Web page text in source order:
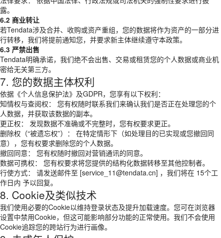
露。
6.2 商业转让
若Tendata涉及合并、收购或资产重组，您的数据将作为资产的一部分进
行转移，我们将提前通知您，并要求新主体继续遵守本政策。
6.3 严禁出售
Tendata明确承诺，我们绝不会出售、交易或租赁您的个人数据或商业机
密给无关第三方。
7. 您的数据主体权利
依据《个人信息保护法》及GDPR，您享有以下权利：
知情权与查阅权： 您有权随时联系我们来确认我们是否正在处理您的个
人数据，并获取该数据的副本。
更正权： 发现数据不准确或不完整时，您有权要求更正。
删除权（“被遗忘权”）： 在特定情形下（如处理目的已实现或您撤回同
意），您有权要求删除您的个人数据。
撤回同意： 您有权随时撤回对营销通讯的同意。
数据可携权： 您有权要求将您提供的结构化数据转移至其他控制者。
行使方式： 请发送邮件至 [service_11@tendata.cn] ，我们将在 15个工
作日内 予以回复。
8. Cookie及类似技术
我们使用必要的Cookie以维持登录状态及提升加载速度。您可在浏览器
设置中禁用Cookie，但这可能影响部分功能的正常使用。我们不会使用
Cookie追踪您的跨站行为进行画像。